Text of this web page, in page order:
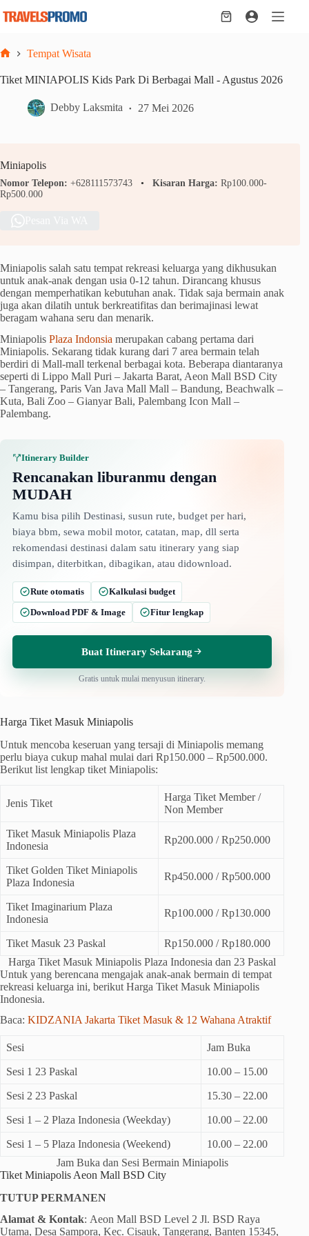
Shopping
Tempat Wisata
Tiket MINIAPOLIS Kids Park Di Berbagai Mall - Agustus 2026
Debby Laksmita 27 Mei 2026
Miniapolis
Nomor Telepon: +628111573743 Kisaran Harga: Rp100.000-
Rp500.000
Miniapolis salah satu tempat rekreasi keluarga yang dikhusukan
untuk anak-anak dengan usia 0-12 tahun. Dirancang khusus
dengan memperhatikan kebutuhan anak. Tidak saja bermain anak
juga akan dilatih untuk berkreatifitas dan berimajinasi lewat
beragam wahana seru dan menarik.
Miniapolis Plaza Indonsia merupakan cabang pertama dari
Miniapolis. Sekarang tidak kurang dari 7 area bermain telah
berdiri di Mall-mall terkenal berbagai kota. Beberapa diantaranya
seperti di Lippo Mall Puri – Jakarta Barat, Aeon Mall BSD City
– Tangerang, Paris Van Java Mall Mall – Bandung, Beachwalk –
Kuta, Bali Zoo – Gianyar Bali, Palembang Icon Mall –
Palembang.
Itinerary Builder
Rencanakan liburanmu dengan
MUDAH
Kamu bisa pilih Destinasi, susun rute, budget per hari,
biaya bbm, sewa mobil motor, catatan, map, dll serta
rekomendasi destinasi dalam satu itinerary yang siap
disimpan, diterbitkan, dibagikan, atau didownload.
Rute otomatis
Kalkulasi budget
Download PDF & Image
Fitur lengkap
Buat Itinerary Sekarang
Gratis untuk mulai menyusun itinerary.
Harga Tiket Masuk Miniapolis
Untuk mencoba keseruan yang tersaji di Miniapolis memang
perlu biaya cukup mahal mulai dari Rp150.000 – Rp500.000.
Berikut list lengkap tiket Miniapolis:
Jenis Tiket
Harga Tiket Member /
Non Member
Tiket Masuk Miniapolis Plaza
Indonesia
Rp200.000 / Rp250.000
Tiket Golden Tiket Miniapolis
Plaza Indonesia
Rp450.000 / Rp500.000
Tiket Imaginarium Plaza
Indonesia
Rp100.000 / Rp130.000
Tiket Masuk 23 Paskal
Rp150.000 / Rp180.000
Harga Tiket Masuk Miniapolis Plaza Indonesia dan 23 Paskal
Untuk yang berencana mengajak anak-anak bermain di tempat
rekreasi keluarga ini, berikut Harga Tiket Masuk Miniapolis
Indonesia.
Baca: KIDZANIA Jakarta Tiket Masuk & 12 Wahana Atraktif
Sesi Jam Buka
Sesi 1 23 Paskal 10.00 – 15.00
Sesi 2 23 Paskal 15.30 – 22.00
Sesi 1 – 2 Plaza Indonesia (Weekday) 10.00 – 22.00
Sesi 1 – 5 Plaza Indonesia (Weekend)
10.00 – 22.00
Jam Buka dan Sesi Bermain Miniapolis
Tiket Miniapolis Aeon Mall BSD City
TUTUP PERMANEN
Alamat & Kontak: Aeon Mall BSD Level 2 Jl. BSD Raya
Utama, Desa Sampora, Kec. Cisauk, Tangerang, Banten 15345,